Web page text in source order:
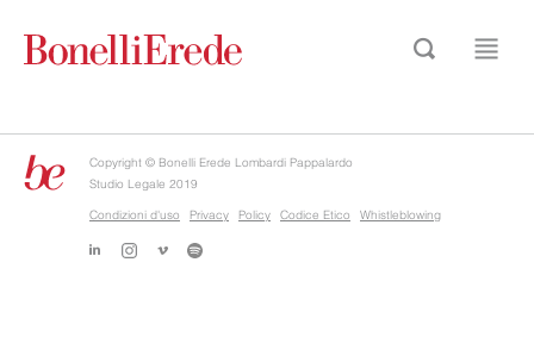
Copyright © Bonelli Erede Lombardi Pappalardo
Studio Legale 2019
Condizioni d'uso
Privacy Policy Codice Etico Whistleblowing